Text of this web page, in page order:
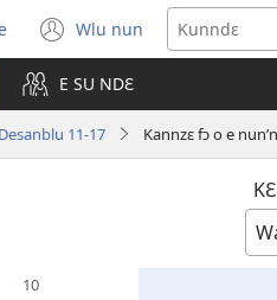
Wlu nun
(opens
new
window)
E SU NDƐ
Desanblu 11-17 Kannzɛ fɔ o e